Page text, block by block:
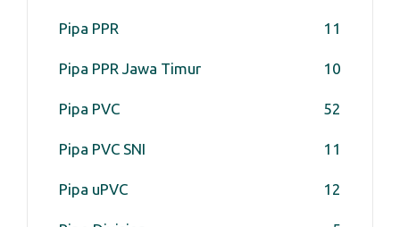
Pipa PPR 11
Pipa PPR Jawa Timur 10
Pipa PVC 52
Pipa PVC SNI 11
Pipa uPVC 12